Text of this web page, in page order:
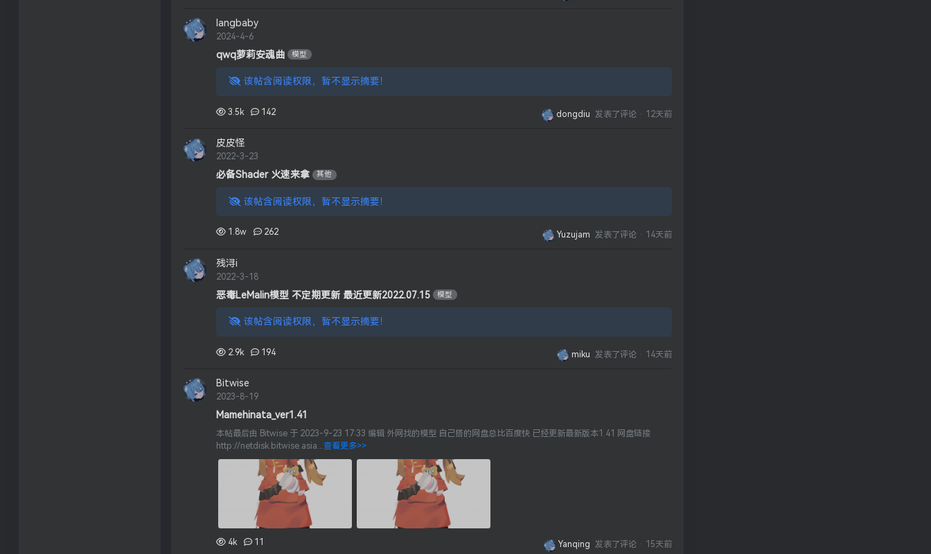
langbaby
2024-4-6
qwq萝莉安魂曲 模型
该帖含阅读权限，暂不显示摘要！
3.5k 142 dongdiu 发表了评论 · 12天前
皮皮怪
2022-3-23
必备Shader 火速来拿 其他
该帖含阅读权限，暂不显示摘要！
1.8w 262 Yuzujam 发表了评论 · 14天前
残浔i
2022-3-18
恶毒LeMalin模型 不定期更新 最近更新2022.07.15 模型
该帖含阅读权限，暂不显示摘要！
2.9k 194 miku 发表了评论 · 14天前
Bitwise
2023-8-19
Mamehinata_ver1.41
本帖最后由 Bitwise 于 2023-9-23 17:33 编辑 外网找的模型 自己搭的网盘总比百度快 已经更新最新版本1.41 网盘链接
http://netdisk.bitwise.asia...查看更多>>
4k 11 Yanqing 发表了评论 · 15天前